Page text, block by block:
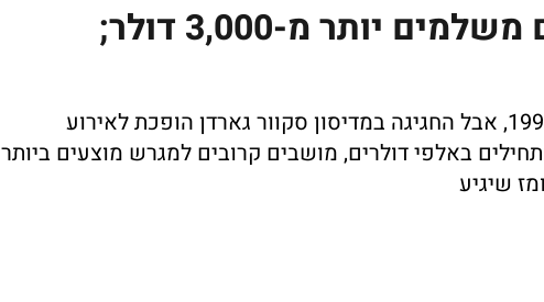
הניקס בגמר, האוהדים משלמים יותר מ-3,000 דולר;
ניו יורק חוזרת לגמר לראשונה מאז 1999, אבל החגיגה במדיסון סקוור גארדן הופכת לאירוע
באלפי דולרים, מושבים קרובים למגרש מוצעים ביותר